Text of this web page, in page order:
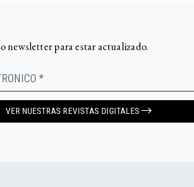
newsletter para estar actualizado.
VER NUESTRAS REVISTAS DIGITALES